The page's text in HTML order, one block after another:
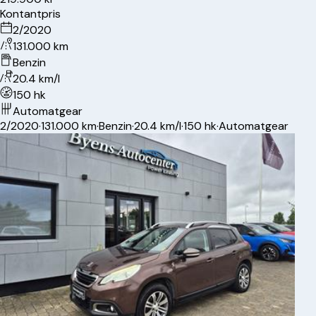
Kontantpris
2/2020
131.000 km
Benzin
20.4 km/l
150 hk
Automatgear
2/2020·131.000 km·Benzin·20.4 km/l·150 hk·Automatgear